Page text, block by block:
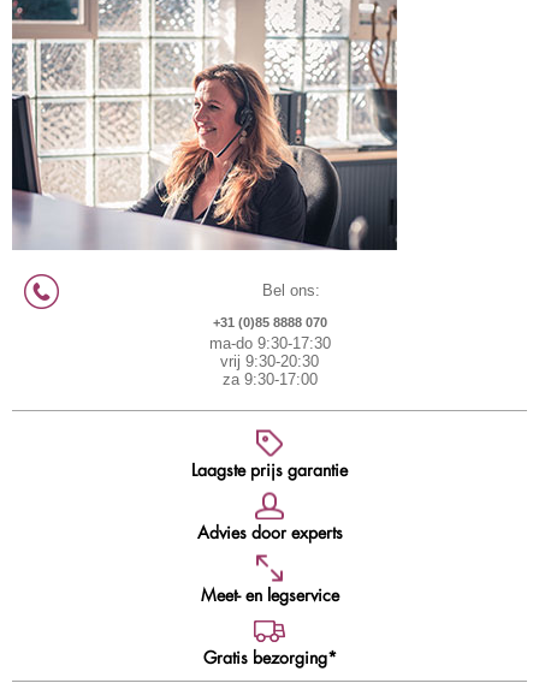
Bel ons:
+31 (0)85 8888 070
ma-do 9:30-17:30
vrij 9:30-20:30
za 9:30-17:00
Laagste prijs garantie
Advies door experts
Meet- en legservice
Gratis bezorging*